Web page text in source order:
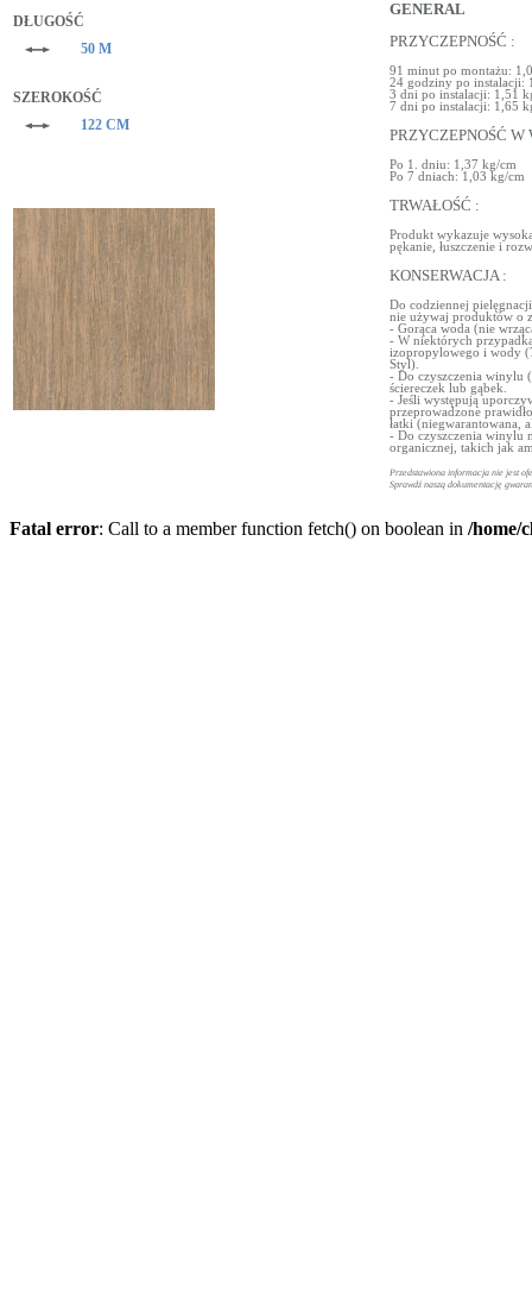
DŁUGOŚĆ
50 M
SZEROKOŚĆ
122 CM
GENERAL
PRZYCZEPNOŚĆ :
91 minut po montażu:
24 godziny po instalacji:
3 dni po instalacji: 1,51
7 dni po instalacji: 1,65
PRZYCZEPNOŚĆ
Po 1. dniu: 1,37 kg/cm
Po 7 dniach: 1,03 kg/cm
TRWAŁOŚĆ :
Produkt wykazuje
pękanie, łuszczenie i
KONSERWACJA :
Do codziennej
nie używaj produktów o
- Gorąca woda (nie
- W niektórych
izopropylowego i wody
Styl).
- Do czyszczenia winylu
ściereczek lub gąbek.
- Jeśli występują
przeprowadzone
łatki (niegwarantowana,
- Do czyszczenia winylu
organicznej, takich jak
Przedstawiona informacja nie jest
Sprawdź naszą dokumentację
Fatal error: Call to a member function fetch() on boolean in /home/